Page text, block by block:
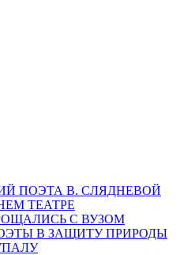
ПОЭТА В. СЛЯДНЕВОЙ
ТЕАТРЕ
С ВУЗОМ
В ЗАЩИТУ ПРИРОДЫ